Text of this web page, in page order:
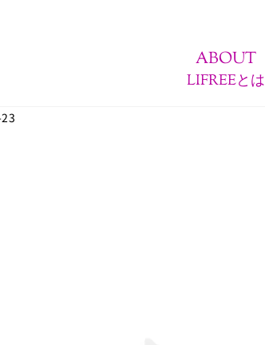
ABOUT
LIFREEとは